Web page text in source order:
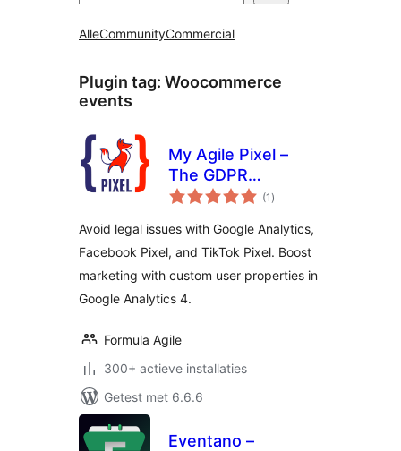
AlleCommunityCommercial
Plugin tag: Woocommerce
events
My Agile Pixel –
The GDPR
Analytics and
Solution
(1 totaal
waarderingen
)
Avoid legal issues with Google Analytics,
Facebook Pixel, and TikTok Pixel. Boost
marketing with custom user properties in
Google Analytics 4.
Formula Agile
300+ actieve installaties
Getest met 6.6.6
Eventano –